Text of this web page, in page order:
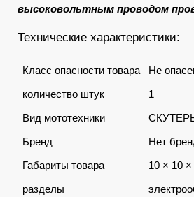
высоковольтным проводом
Технические характеристики:
Класс опасности товара
Не
количество штук
1
Вид мототехники
Бренд
Нет
Габариты товара
10 × 10
разделы